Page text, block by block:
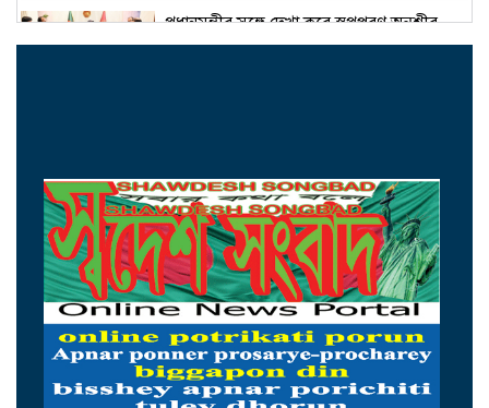
প্রধানমন্ত্রীর সঙ্গে দেখা করে স্বপ্নপূরণ অনুশ্রীর,
মিলল হারমোনিয়াম উপহার
ওমানের সঙ্গে চুক্তি হলেও এখনই খুলছে না
হরমুজ, ঘোষণা ইরানের
আগস্টের প্রথম ৫ দিনে রেমিট্যান্স এলো ৬০
কোটি ২০ লাখ ডলার